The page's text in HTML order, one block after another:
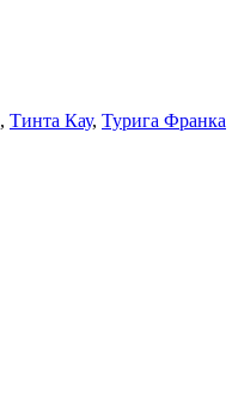
, Тинта Кау, Турига Франка